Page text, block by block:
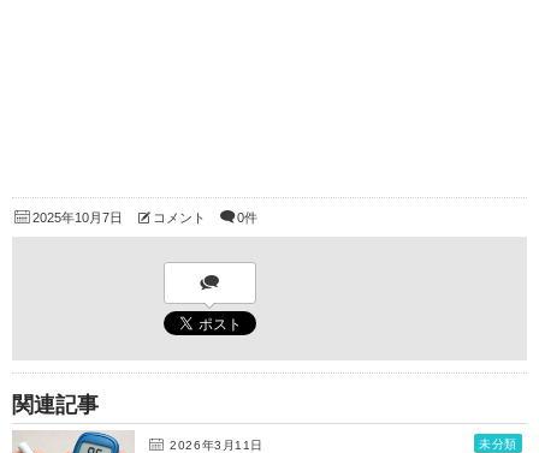
2025年10月7日 コメント 0件
関連記事
2026年3月11日 未分類